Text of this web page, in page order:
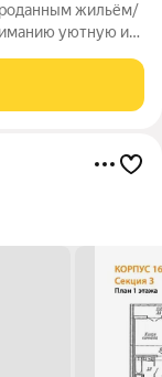
жильём/
уютную и
в городe